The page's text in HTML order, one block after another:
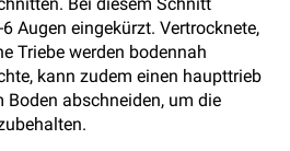
Augen eingekürzt. Vertrocknete,
Triebe werden bodennah
kann zudem einen haupttrieb
Boden abschneiden, um die